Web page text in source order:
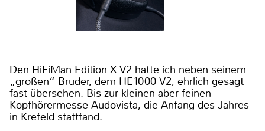
Den HiFiMan Edition X V2 hatte ich neben seinem
„großen“ Bruder, dem HE1000 V2, ehrlich gesagt
fast übersehen. Bis zur kleinen aber feinen
Kopfhörermesse Audovista, die Anfang des Jahres
in Krefeld stattfand.